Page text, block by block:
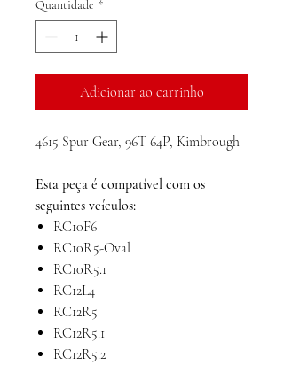
Quantidade *
Adicionar ao carrinho
4615 Spur Gear, 96T 64P, Kimbrough
Esta peça é compatível com os
seguintes veículos:
RC10F6
RC10R5-Oval
RC10R5.1
RC12L4
RC12R5
RC12R5.1
RC12R5.2